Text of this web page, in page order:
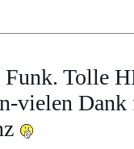
Tolle
vielen